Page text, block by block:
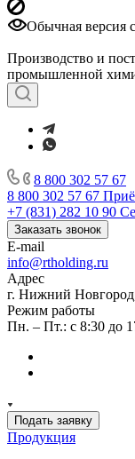
Обычная версия
Производство и
промышленной
8 800 302 57 67
8 800 302 57 67
+7 (831) 282 10 90
Заказать звонок
E-mail
info@rtholding.ru
Адрес
г. Нижний
Режим работы
Пн. – Пт.: с 8:30 до
Подать заявку
Продукция